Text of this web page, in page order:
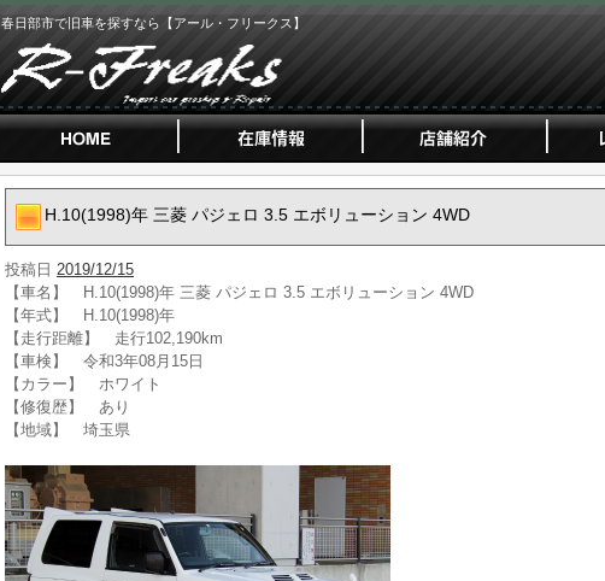
春日部市で旧車を探すなら【アール・フリークス】
H.10(1998)年 三菱 パジェロ 3.5 エボリューション 4WD
投稿日 2019/12/15
【車名】 H.10(1998)年 三菱 パジェロ 3.5 エボリューション 4WD
【年式】 H.10(1998)年
【走行距離】 走行102,190km
【車検】 令和3年08月15日
【カラー】 ホワイト
【修復歴】 あり
【地域】 埼玉県